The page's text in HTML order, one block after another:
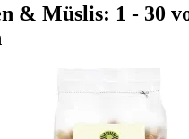
& Müslis: 1 - 30